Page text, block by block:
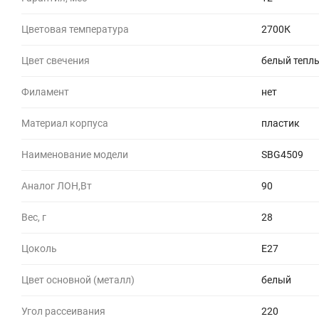
Цветовая температура 2700К
Цвет свечения белый
Филамент нет
Материал корпуса пластик
Наименование модели SBG4509
Аналог ЛОН,Вт 90
Вес, г 28
Цоколь E27
Цвет основной (металл) белый
Угол рассеивания 220